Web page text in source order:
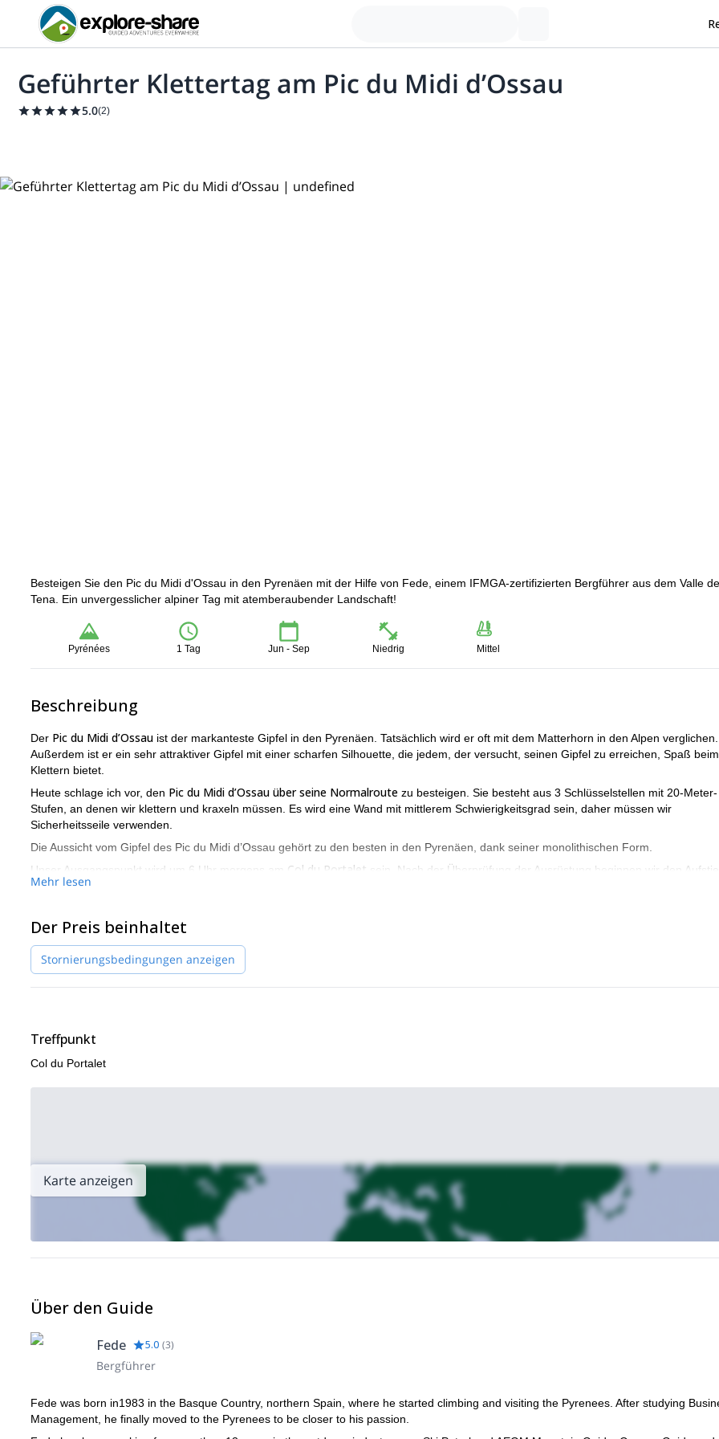
Geführter Klettertag am Pic du Midi d’Ossau
5.0(2)
Besteigen Sie den Pic du Midi d'Ossau in den Pyrenäen mit der Hilfe von Fede, einem IFMGA-zertifizierten Bergführer aus dem Valle de
Tena. Ein unvergesslicher alpiner Tag mit atemberaubender Landschaft!
Pyrénées 1 Tag Jun - Sep Niedrig Mittel
Beschreibung
Der Pic du Midi d’Ossau ist der markanteste Gipfel in den Pyrenäen. Tatsächlich wird er oft mit dem Matterhorn in den Alpen verglichen.
Außerdem ist er ein sehr attraktiver Gipfel mit einer scharfen Silhouette, die jedem, der versucht, seinen Gipfel zu erreichen, Spaß beim
Klettern bietet.
Heute schlage ich vor, den Pic du Midi d’Ossau über seine Normalroute zu besteigen. Sie besteht aus 3 Schlüsselstellen mit 20-Meter-
Stufen, an denen wir klettern und kraxeln müssen. Es wird eine Wand mit mittlerem Schwierigkeitsgrad sein, daher müssen wir
Sicherheitsseile verwenden.
Die Aussicht vom Gipfel des Pic du Midi d’Ossau gehört zu den besten in den Pyrenäen, dank seiner monolithischen Form.
Unser Ausgangspunkt wird um 6 Uhr morgens am
Col du Portalet sein. Nach der Überprüfung der Ausrüstung beginnen wir den
durch das Aneu-Tal und passieren die ikonische Lage der
Jetzt ist Kletterzeit. Es wird ein einzigartiges Erlebnis für klassische
Sie sind technisch nicht schwierig und die Landschaft wird immer beeindruckender, je höher wir steigen. Bevor wir den Gipfel des Pic
Mehr lesen
Der Preis beinhaltet
Stornierungsbedingungen anzeigen
Treffpunkt
Col du Portalet
Karte anzeigen
Über den Guide
Fede 5.0 (3)
Bergführer
Fede was born in1983 in the Basque Country, northern Spain, where he started climbing and visiting the Pyrenees. After studying
Management, he finally moved to the Pyrenees to be closer to his passion.